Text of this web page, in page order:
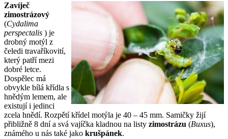
Zavíječ
zimostrázový
(Cydalima
perspectalis ) je
drobný motýl z
čeledi travaříkovití,
který patří mezi
dobré letce.
Dospělec má
obvykle bílá křídla s
hnědým lemem, ale
existují i jedinci
zcela hnědí. Rozpětí křídel motýla je 40 – 45 mm. Samičky žijí
přibližně 8 dní a svá vajíčka kladnou na listy zimostrázu (Buxus),
známého u nás také jako krušpánek.